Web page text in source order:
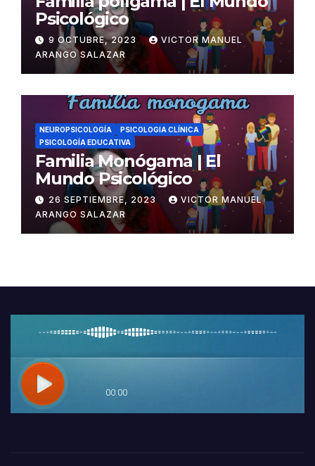
Psicológico
9 OCTUBRE, 2023
VICTOR MANUEL
ARANGO SALAZAR
NEUROPSICOLOGÍA
PSICOLOGIA CLÍNICA
PSICOLOGÍA EDUCATIVA
Familia Monógama | El
Mundo Psicológico
26 SEPTIEMBRE, 2023
VICTOR MANUEL
ARANGO SALAZAR